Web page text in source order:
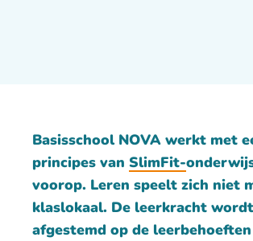
Basisschool NOVA werkt met
principes van SlimFit-
voorop. Leren speelt zich niet
klaslokaal. De leerkracht
afgestemd op de